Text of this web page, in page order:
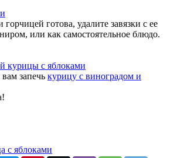
готова, удалите завязки с ее
или как самостоятельное блюдо.
запечь курицу с виноградом и